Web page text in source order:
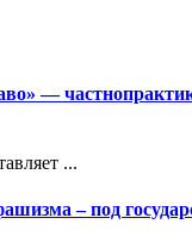
—
...
– под